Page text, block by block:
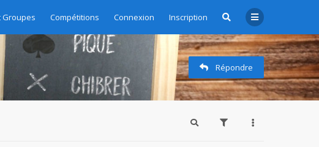
Groupes Compétitions Connexion Inscription
Répondre